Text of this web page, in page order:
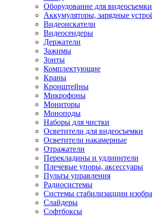
Оборудование для видеосъемки
Аккумуляторы, зарядные
Видеоискатели
Видеосендеры
Держатели
Зажимы
Зонты
Комплектующие
Краны
Кронштейны
Микрофоны
Мониторы
Моноподы
Наборы для чистки
Осветители для видеосъемки
Осветители накамерные
Отражатели
Перекладины и удлинители
Плечевые упоры, аксессуары
Пульты управления
Радиосистемы
Системы стабилизацции
Слайдеры
Софтбоксы